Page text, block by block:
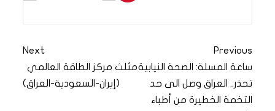
Previous
ساعة المسلة: الصحة النيابية
تحذر.. العراق وصل الى حد
التخمة الخطيرة من أطباء
Next
مثلث مركز الطاقة العالمي
(إيران-السعودية-العراق)